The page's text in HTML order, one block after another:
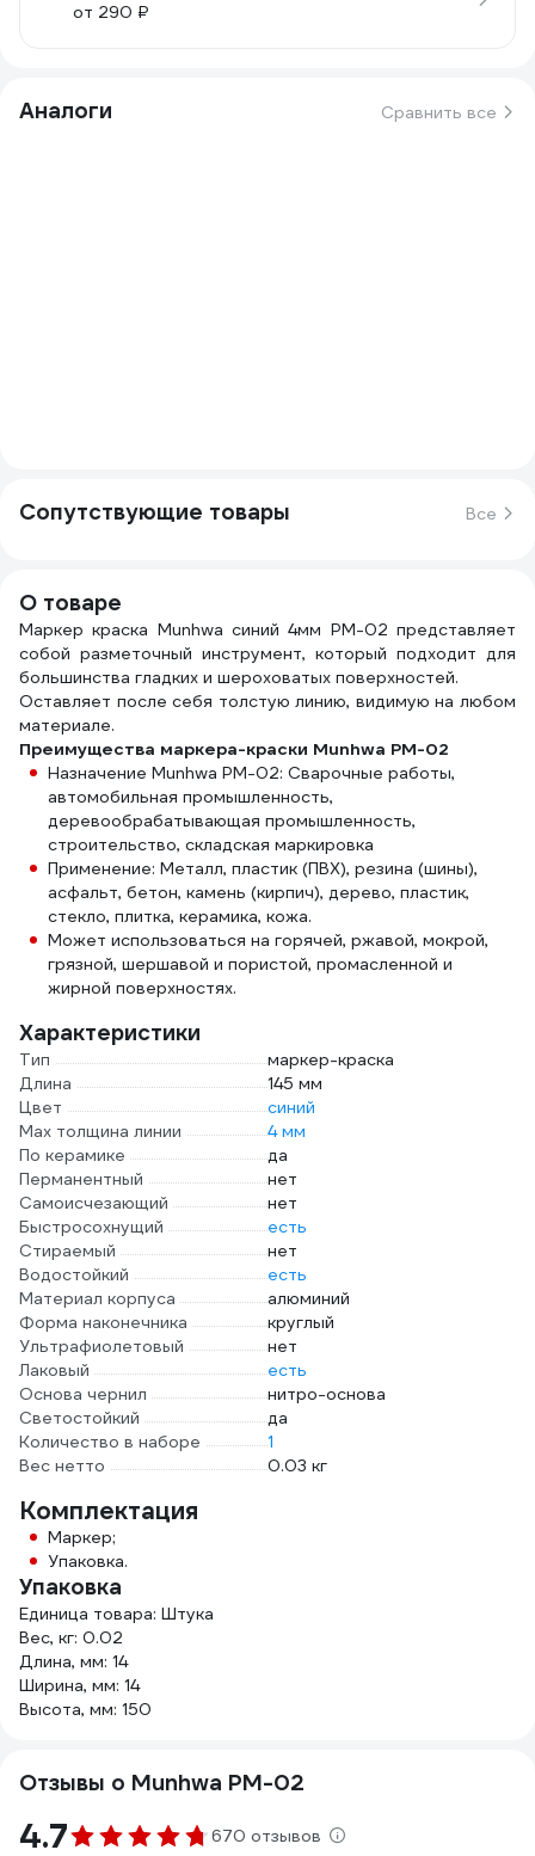
от 290 ₽
Аналоги Сравнить все
Сопутствующие товары Все
О товаре
Маркер краска Munhwa синий 4мм PM-02 представляет
собой разметочный инструмент, который подходит для
большинства гладких и шероховатых поверхностей.
Оставляет после себя толстую линию, видимую на любом
материале.
Преимущества маркера-краски Munhwa PM-02
Назначение Munhwa PM-02: Сварочные работы,
автомобильная промышленность,
деревообрабатывающая промышленность,
строительство, складская маркировка
Применение: Металл, пластик (ПВХ), резина (шины),
асфальт, бетон, камень (кирпич), дерево, пластик,
стекло, плитка, керамика, кожа.
Может использоваться на горячей, ржавой, мокрой,
грязной, шершавой и пористой, промасленной и
жирной поверхностях.
Характеристики
Тип
маркер-краска
Длина
145 мм
Цвет
синий
Мах толщина линии
4 мм
По керамике
да
Перманентный
нет
Самоисчезающий
нет
Быстросохнущий
есть
Стираемый
нет
Водостойкий
есть
Материал корпуса
алюминий
Форма наконечника
круглый
Ультрафиолетовый
нет
Лаковый
есть
Основа чернил
нитро-основа
Светостойкий
да
Количество в наборе
1
Вес нетто
0.03 кг
Комплектация
Маркер;
Упаковка.
Упаковка
Единица товара: Штука
Вес, кг: 0.02
Длина, мм: 14
Ширина, мм: 14
Высота, мм: 150
Отзывы о Munhwa PM-02
4.7 670 отзывов